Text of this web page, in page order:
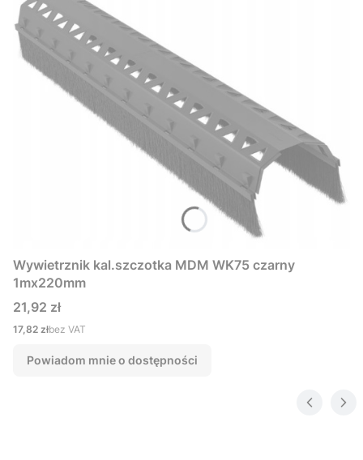
Wywietrznik kal.szczotka MDM WK75 czarny
1mx220mm
Cena
21,92 zł
Cena
17,82 złbez VAT
Powiadom mnie o dostępności